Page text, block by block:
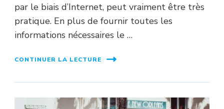
par le biais d’Internet, peut vraiment être très
pratique. En plus de fournir toutes les
informations nécessaires le …
CONTINUER LA LECTURE